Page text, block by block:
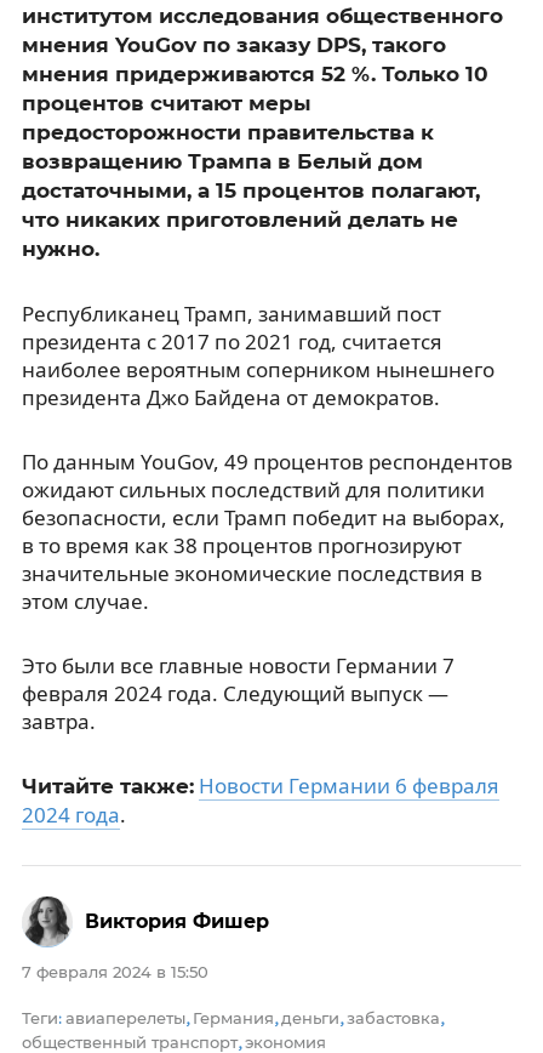
институтом исследования общественного
мнения YouGov по заказу DPS, такого
мнения придерживаются 52 %. Только 10
процентов считают меры
предосторожности правительства к
возвращению Трампа в Белый дом
достаточными, а 15 процентов полагают,
что никаких приготовлений делать не
нужно.
Республиканец Трамп, занимавший пост
президента с 2017 по 2021 год, считается
наиболее вероятным соперником нынешнего
президента Джо Байдена от демократов.
По данным YouGov, 49 процентов респондентов
ожидают сильных последствий для политики
безопасности, если Трамп победит на выборах,
в то время как 38 процентов прогнозируют
значительные экономические последствия в
этом случае.
Это были все главные новости Германии 7
февраля 2024 года. Следующий выпуск —
завтра.
Читайте также: Новости Германии 6 февраля
2024 года.
7 февраля 2024 в 15:50
Теги: авиаперелеты, Германия, деньги,забастовка,
общественный транспорт,экономия
Виктория Фишер